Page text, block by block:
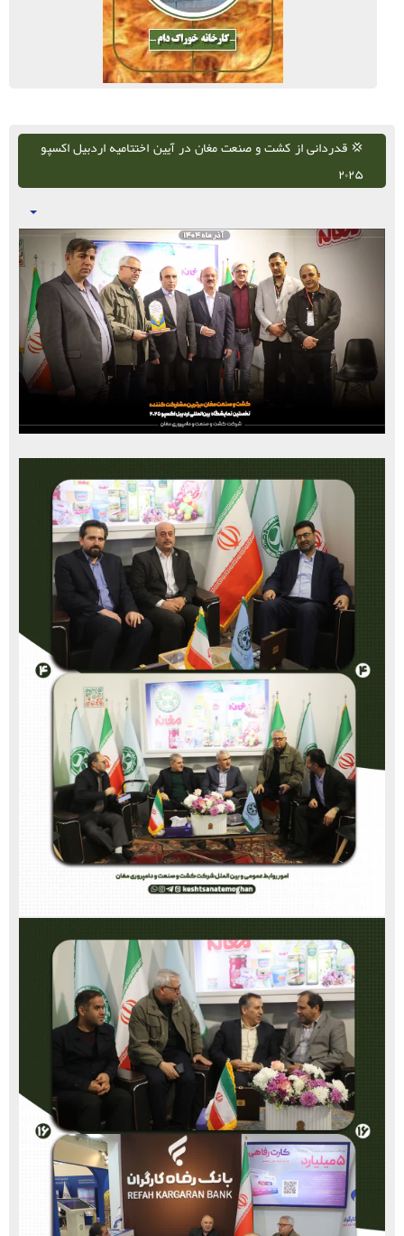
💢 قدردانی از کشت و صنعت مغان در آیین اختتامیه اردبیل اکسپو
۲۰۲۵